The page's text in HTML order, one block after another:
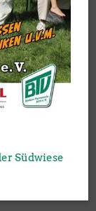
der Tennis-,
Südwiese